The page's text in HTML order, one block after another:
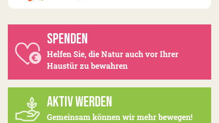
SPENDEN
Helfen Sie, die Natur auch vor Ihrer
Haustür zu bewahren
AKTIV WERDEN
Gemeinsam können wir mehr bewegen!